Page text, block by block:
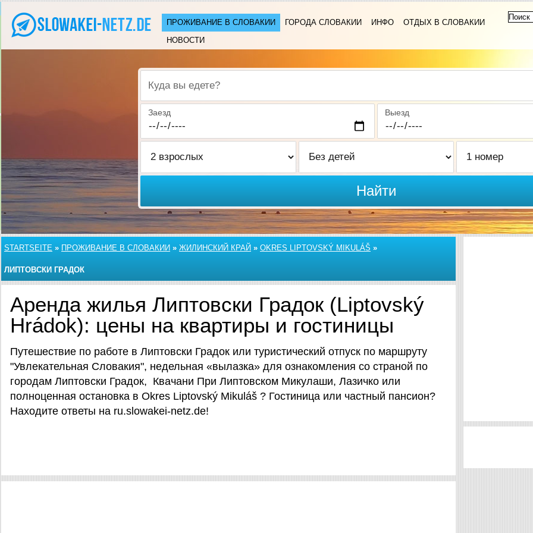
ПРОЖИВАНИЕ В СЛОВАКИИ ГОРОДА СЛОВАКИИ ИНФО
ОТДЫХ В СЛОВАКИИ
НОВОСТИ
Куда вы едете?
Заезд Выезд
Найти
STARTSEITE » ПРОЖИВАНИЕ В СЛОВАКИИ » ЖИЛИНСКИЙ КРАЙ » OKRES LIPTOVSKÝ MIKULÁŠ »
ЛИПТОВСКИ ГРАДОК
Аренда жилья Липтовски Градок (Liptovský
Hrádok): цены на квартиры и гостиницы
Путешествие по работе в Липтовски Градок или туристический отпуск по маршруту
"Увлекательная Словакия", недельная «вылазка» для ознакомления со страной по
городам Липтовски Градок, Квачани При Липтовском Mикулаши, Лазичко или
полноценная остановка в Okres Liptovský Mikuláš ? Гостиница или частный пансион?
Находите ответы на ru.slowakei-netz.de!